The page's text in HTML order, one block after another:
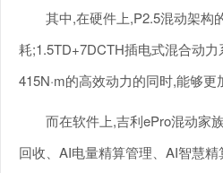
其中,在硬件上,P2.5混动架构
耗;1.5TD+7DCTH插电式混合动
415N·m的高效动力的同时,能够更
而在软件上,吉利ePro混动家
回收、AI电量精算管理、AI智慧